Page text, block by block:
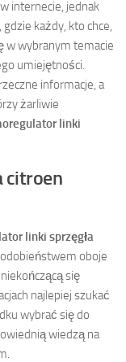
internecie, jednak
każdy, kto chce,
w wybranym temacie
umiejętności.
informacje, a
żarliwie
linki
citroen
linki sprzęgła
oboje
się
najlepiej szukać
wybrać się do
wiedzą na